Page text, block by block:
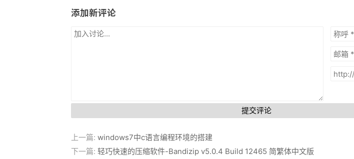
添加新评论
提交评论
上一篇: windows7中c语言编程环境的搭建
下一篇: 轻巧快速的压缩软件-Bandizip v5.0.4 Build 12465 简繁体中文版